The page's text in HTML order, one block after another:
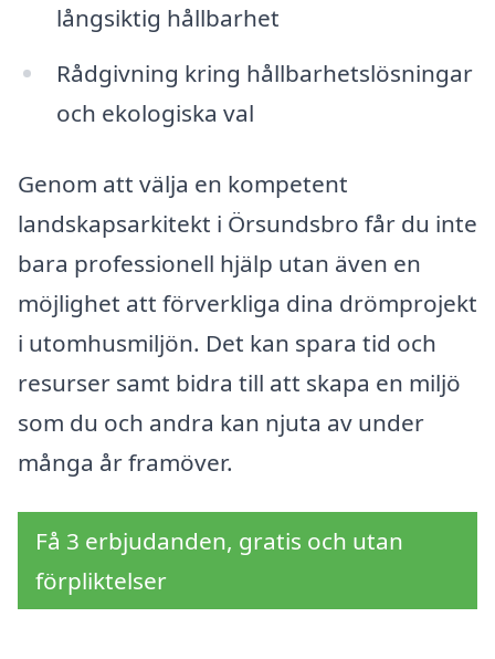
långsiktig hållbarhet
Rådgivning kring hållbarhetslösningar
och ekologiska val
Genom att välja en kompetent
landskapsarkitekt i Örsundsbro får du inte
bara professionell hjälp utan även en
möjlighet att förverkliga dina drömprojekt
i utomhusmiljön. Det kan spara tid och
resurser samt bidra till att skapa en miljö
som du och andra kan njuta av under
många år framöver.
Få 3 erbjudanden, gratis och utan
förpliktelser